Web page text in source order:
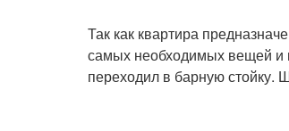
Так как квартира
самых необходимых вещей и
переходил в барную стойку.